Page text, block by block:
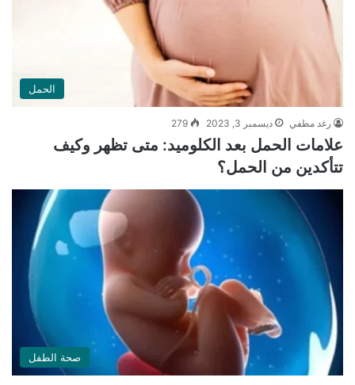
الحمل
رغد مطفي ديسمبر 3, 2023 279
علامات الحمل بعد الكلوميد: متى تظهر وكيف
تتأكدين من الحمل؟
صحة الطفل